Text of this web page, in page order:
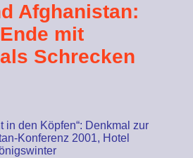
Afghanistan:
mit
Schrecken
in den Köpfen“: Denkmal zur
Konferenz 2001, Hotel